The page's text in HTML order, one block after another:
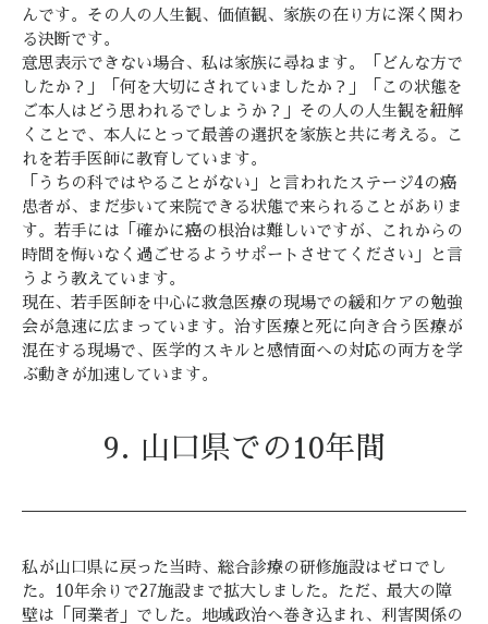
んです。その人の人生観、価値観、家族の在り方に深く関わ
る決断です。
意思表示できない場合、私は家族に尋ねます。「どんな方で
したか？」「何を大切にされていましたか？」「この状態を
ご本人はどう思われるでしょうか？」その人の人生観を紐解
くことで、本人にとって最善の選択を家族と共に考える。こ
れを若手医師に教育しています。
「うちの科ではやることがない」と言われたステージ4の癌
患者が、まだ歩いて来院できる状態で来られることがありま
す。若手には「確かに癌の根治は難しいですが、これからの
時間を悔いなく過ごせるようサポートさせてください」と言
うよう教えています。
現在、若手医師を中心に救急医療の現場での緩和ケアの勉強
会が急速に広まっています。治す医療と死に向き合う医療が
混在する現場で、医学的スキルと感情面への対応の両方を学
ぶ動きが加速しています。
9. 山口県での10年間
私が山口県に戻った当時、総合診療の研修施設はゼロでし
た。10年余りで27施設まで拡大しました。ただ、最大の障
壁は「同業者」でした。地域政治へ巻き込まれ、利害関係の